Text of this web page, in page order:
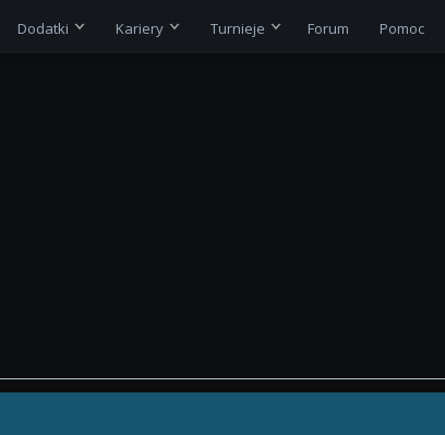
Dodatki Kariery Turnieje Forum Pomoc